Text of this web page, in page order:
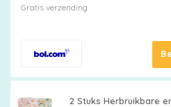
Gratis verzending
2 Stuks Herbruikbare